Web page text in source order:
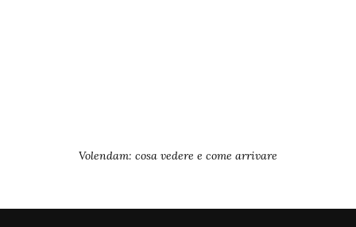
Volendam: cosa vedere e come arrivare